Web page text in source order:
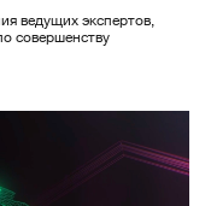
ведущих экспертов,
совершенству